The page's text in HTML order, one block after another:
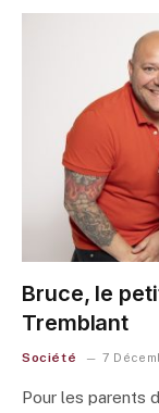
Bruce, le
Tremblant
Société 7
Pour les parents